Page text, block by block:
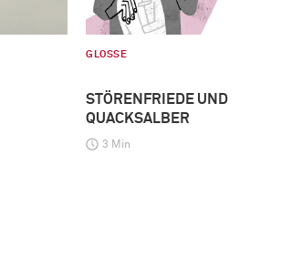
GLOSSE
STÖRENFRIEDE UND
QUACKSALBER
3 Min